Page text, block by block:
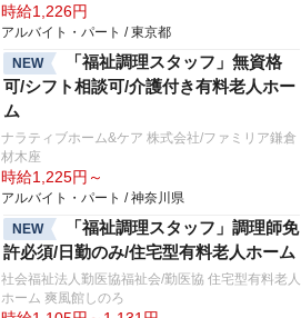
時給1,226円
アルバイト・パート / 東京都
NEW
「福祉調理スタッフ」無資格
可/シフト相談可/介護付き有料老人ホー
ム
ナラティブホーム&ケア 株式会社/ファミリア鎌倉
材木座
時給1,225円～
アルバイト・パート / 神奈川県
NEW
「福祉調理スタッフ」調理師免
許必須/日勤のみ/住宅型有料老人ホーム
社会福祉法人勤医協福祉会/勤医協 住宅型有料老人
ホーム 爽風館しのろ